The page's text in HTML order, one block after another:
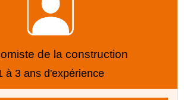
de la construction
à 3 ans d'expérience